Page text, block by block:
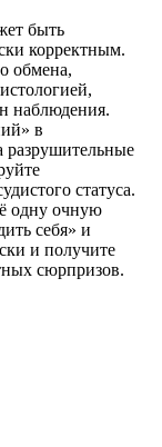
быть
корректным.
обмена,
наблюдения.
в
разрушительные
статуса.
одну очную
себя» и
и получите
сюрпризов.